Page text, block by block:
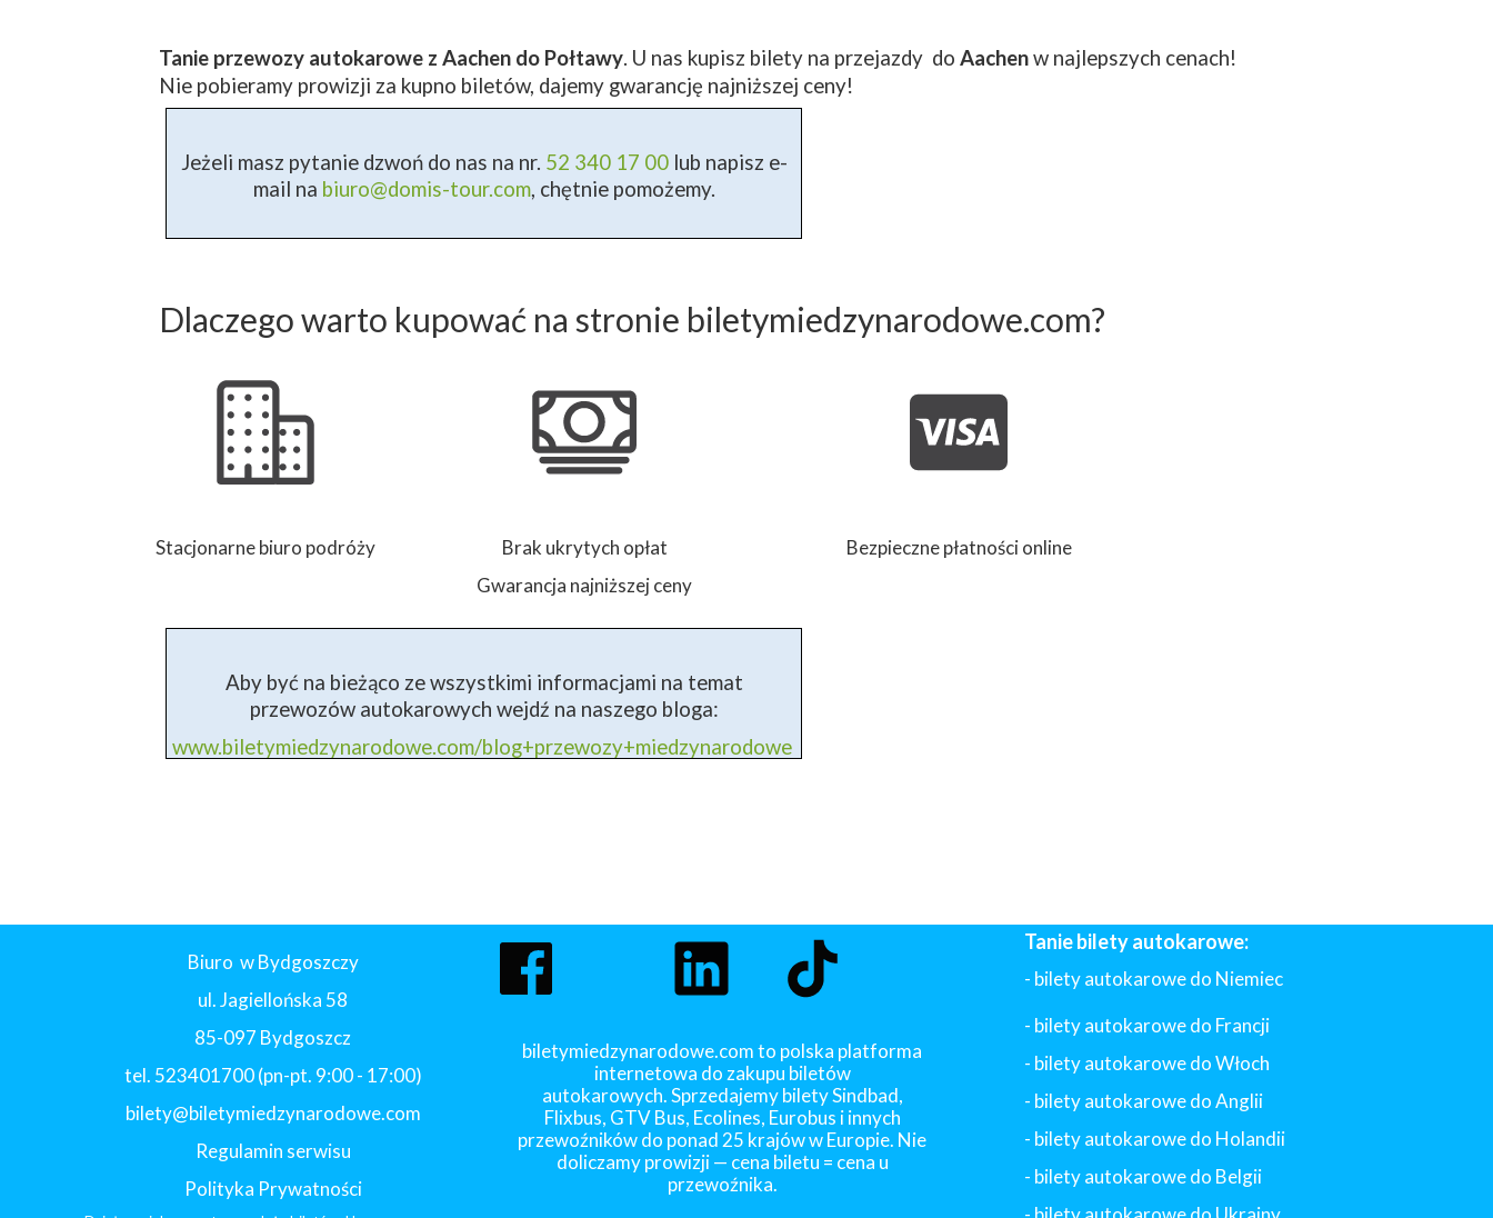
Bezpieczne płatności online
Brak ukrytych opłat
Gwarancja najniższej ceny
Stacjonarne biuro podróży
Tanie przewozy autokarowe z Aachen do Połtawy. U nas kupisz bilety na przejazdy do Aachenw najlepszych cenach!
Nie pobieramy prowizji za kupno biletów, dajemy gwarancję najniższej ceny!
Jeżeli masz pytanie dzwoń do nas na nr. 52 340 17 00lub napisz e-
mail na biuro@domis-tour.com, chętnie pomożemy.
Dlaczego warto kupować na stronie biletymiedzynarodowe.com?
Aby być na bieżąco ze wszystkimi informacjami na temat
przewozów autokarowych wejdź na naszego bloga:
www.biletymiedzynarodowe.com/blog+przewozy+miedzynarodowe
biletymiedzynarodowe.com to polska platforma
internetowa do zakupu biletów
autokarowych. Sprzedajemy bilety Sindbad,
Flixbus, GTV Bus, Ecolines, Eurobus i innych
przewoźników do ponad 25 krajów w Europie. Nie
doliczamy prowizji — cena biletu = cena u
przewoźnika.
Tanie bilety autokarowe:
- bilety autokarowe do Niemiec
- bilety autokarowe do Francji
- bilety autokarowe do Włoch
- bilety autokarowe do Anglii
- bilety autokarowe do Holandii
- bilety autokarowe do Belgii
Biuro w Bydgoszczy
ul. Jagiellońska 58
85-097 Bydgoszcz
tel. 523401700 (pn-pt. 9:00 - 17:00)
bilety@biletymiedzynarodowe.com
Regulamin serwisu
Polityka Prywatności